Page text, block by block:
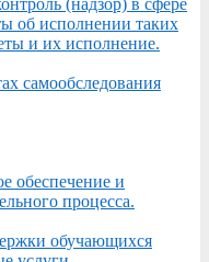
(надзор) в сфере
об исполнении таких
и их исполнение.
самообследования
обеспечение и
процесса.
обучающихся